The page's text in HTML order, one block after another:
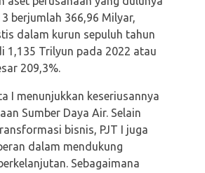
berjumlah 366,96 Milyar,
dalam kurun sepuluh tahun
1,135 Trilyun pada 2022 atau
209,3%.
I menunjukkan keseriusannya
Sumber Daya Air. Selain
bisnis, PJT I juga
dalam mendukung
Sebagaimana